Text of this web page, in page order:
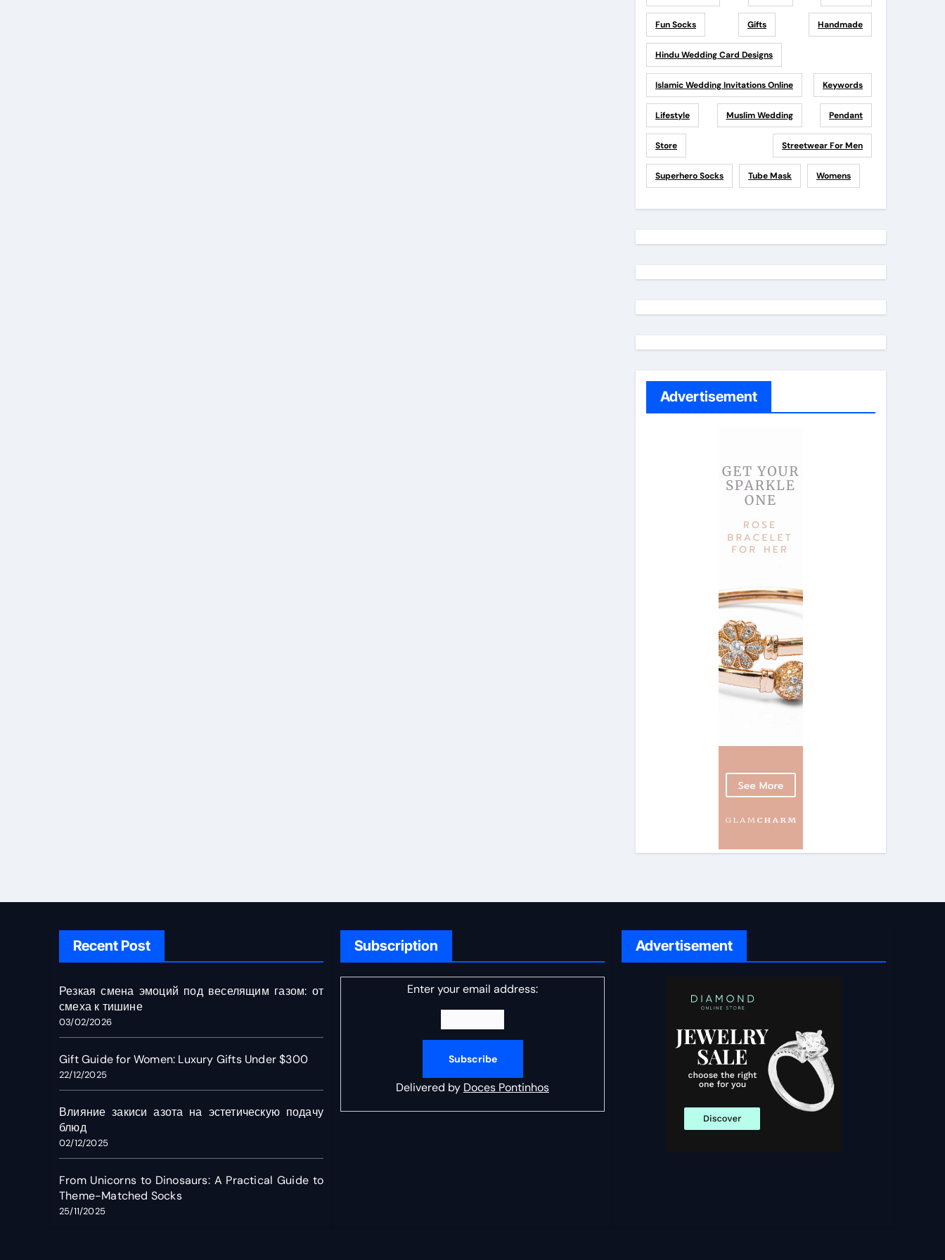
Fun Socks Gifts Handmade
Hindu Wedding Card Designs
Islamic Wedding Invitations Online Keywords
Lifestyle Muslim Wedding Pendant
Store Streetwear For Men
Superhero Socks Tube Mask Womens
Advertisement
Recent Post
Резкая смена эмоций под веселящим газом: от
смеха к тишине
03/02/2026
Gift Guide for Women: Luxury Gifts Under $300
22/12/2025
Влияние закиси азота на эстетическую подачу
блюд
02/12/2025
From Unicorns to Dinosaurs: A Practical Guide to
Theme-Matched Socks
25/11/2025
Subscription
Enter your email address:
Delivered by Doces Pontinhos
Advertisement